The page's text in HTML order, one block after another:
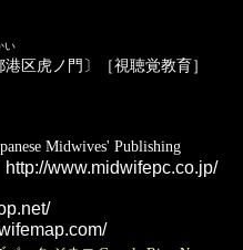
い
港区虎ノ門〕［視聴覚教育］
Midwives' Publishing
http://www.midwifepc.co.jp/